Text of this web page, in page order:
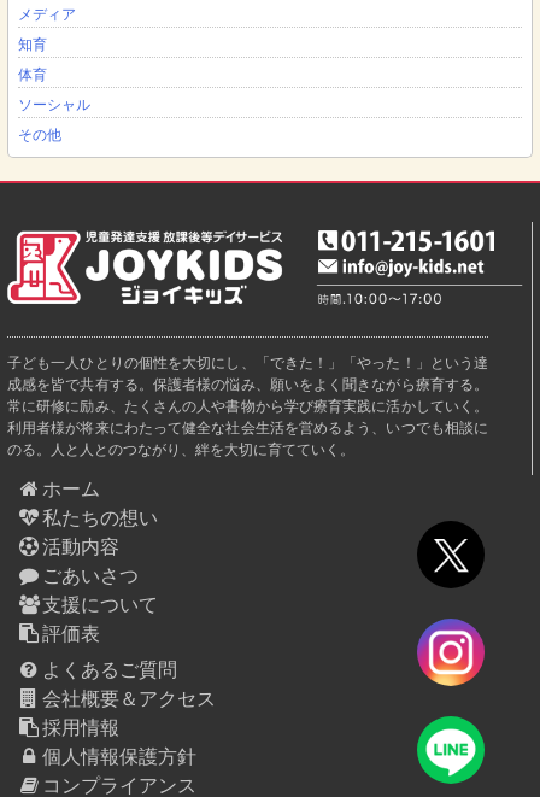
メディア
知育
体育
ソーシャル
その他
子ども一人ひとりの個性を大切にし、「できた！」「やった！」という達
成感を皆で共有する。保護者様の悩み、願いをよく聞きながら療育する。
常に研修に励み、たくさんの人や書物から学び療育実践に活かしていく。
利用者様が将来にわたって健全な社会生活を営めるよう、いつでも相談に
のる。人と人とのつながり、絆を大切に育てていく。
ホーム
私たちの想い
活動内容
ごあいさつ
支援について
評価表
よくあるご質問
会社概要＆アクセス
採用情報
個人情報保護方針
コンプライアンス